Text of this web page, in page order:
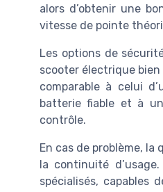
alors d’obtenir une
vitesse de pointe
Les options de
scooter électrique
comparable à celui
batterie fiable et à
contrôle.
En cas de problème,
la continuité
spécialisés, capables